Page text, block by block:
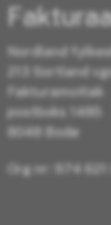
Nordland
213 Sortland
Fakturamottak
postboks 1485
8048 Bodø
Org nr: 974 621